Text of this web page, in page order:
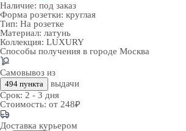
Наличие: под заказ
Форма розетки: круглая
Тип: На розетке
Материал: латунь
Коллекция: LUXURY
Способы получения в городе Москва
Самовывоз из
494 пункта
выдачи
Срок: 2 - 3 дня
Стоимость: от 248₽
Доставка курьером